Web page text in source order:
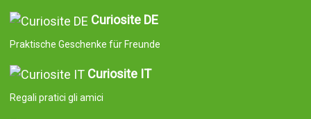
Curiosite DE
Praktische Geschenke für Freunde
Curiosite IT
Regali pratici gli amici